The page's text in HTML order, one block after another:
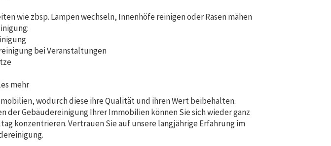
wie zbsp. Lampen wechseln, Innenhöfe reinigen oder Rasen mähen
bei Veranstaltungen
mehr
wodurch diese ihre Qualität und ihren Wert beibehalten.
der Gebäudereinigung Ihrer Immobilien können Sie sich wieder ganz
konzentrieren. Vertrauen Sie auf unsere langjährige Erfahrung im